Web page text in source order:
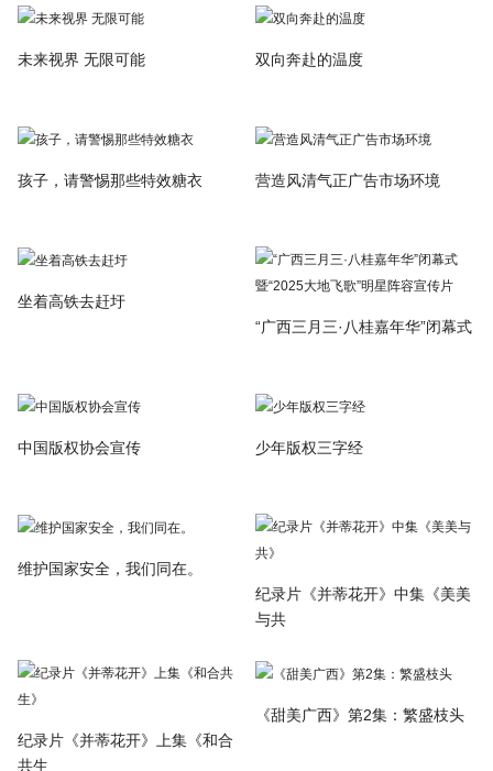
未来视界 无限可能 双向奔赴的温度
孩子，请警惕那些特效糖衣 营造风清气正广告市场环境
坐着高铁去赶圩
“广西三月三·八桂嘉年华”闭幕式
中国版权协会宣传 少年版权三字经
维护国家安全，我们同在。
纪录片《并蒂花开》中集《美美
与共
纪录片《并蒂花开》上集《和合
共生
《甜美广西》第2集：繁盛枝头